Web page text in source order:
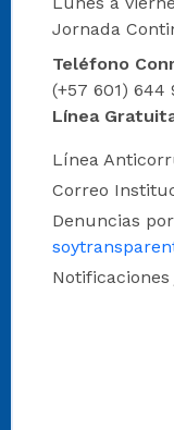
Jornada
Teléfono
(+57 601) 644
Línea
Línea
Correo
Denuncias